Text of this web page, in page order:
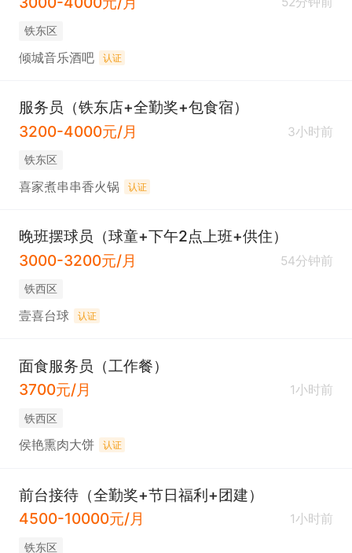
铁东区
倾城音乐酒吧 认证
服务员（铁东店+全勤奖+包食宿）
3200-4000元/月
3小时前
铁东区
喜家煮串串香火锅 认证
晚班摆球员（球童+下午2点上班+供住）
3000-3200元/月
54分钟前
铁西区
壹喜台球 认证
面食服务员（工作餐）
3700元/月
1小时前
铁西区
侯艳熏肉大饼 认证
前台接待（全勤奖+节日福利+团建）
4500-10000元/月
1小时前
铁东区